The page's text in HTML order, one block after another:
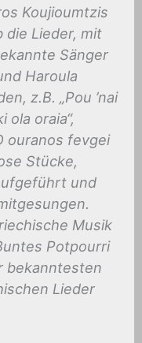
Koujioumtzis
die Lieder, mit
Sänger
Haroula
z.B. „Pou ’nai
ola oraia“,
ouranos fevgei
Stücke,
und
Musik
Potpourri
bekanntesten
Lieder